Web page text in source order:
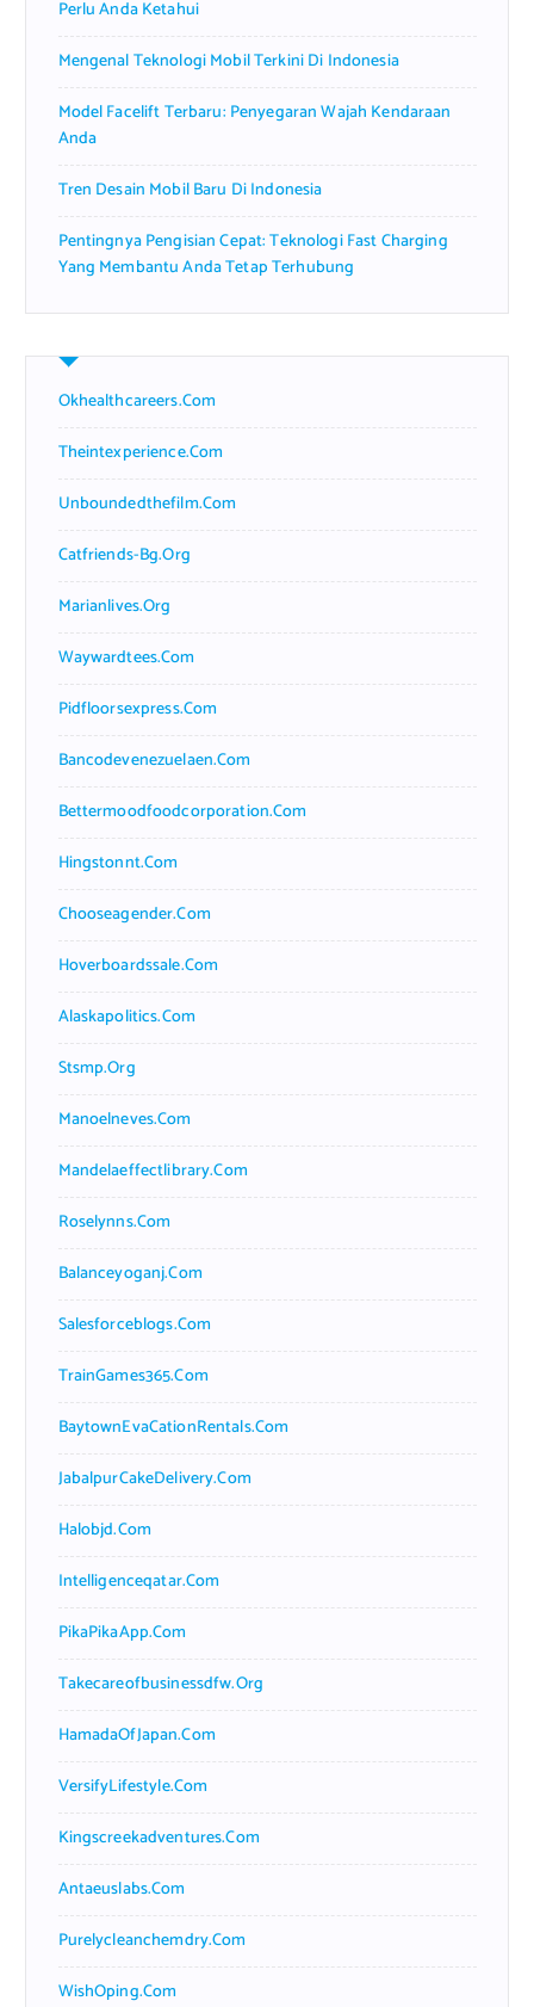
Perlu Anda Ketahui
Mengenal Teknologi Mobil Terkini Di Indonesia
Model Facelift Terbaru: Penyegaran Wajah Kendaraan
Anda
Tren Desain Mobil Baru Di Indonesia
Pentingnya Pengisian Cepat: Teknologi Fast Charging
Yang Membantu Anda Tetap Terhubung
Okhealthcareers.com
Theintexperience.com
Unboundedthefilm.com
Catfriends-Bg.org
Marianlives.org
Waywardtees.com
Pidfloorsexpress.com
Bancodevenezuelaen.com
Bettermoodfoodcorporation.com
Hingstonnt.com
Chooseagender.com
Hoverboardssale.com
Alaskapolitics.com
Stsmp.org
Manoelneves.com
Mandelaeffectlibrary.com
Roselynns.com
Balanceyoganj.com
Salesforceblogs.com
TrainGames365.com
BaytownEvaCationRentals.com
JabalpurCakeDelivery.com
Halobjd.com
Intelligenceqatar.com
PikaPikaApp.com
Takecareofbusinessdfw.org
HamadaOfJapan.com
VersifyLifestyle.com
Kingscreekadventures.com
Antaeuslabs.com
Purelycleanchemdry.com
WishOping.com